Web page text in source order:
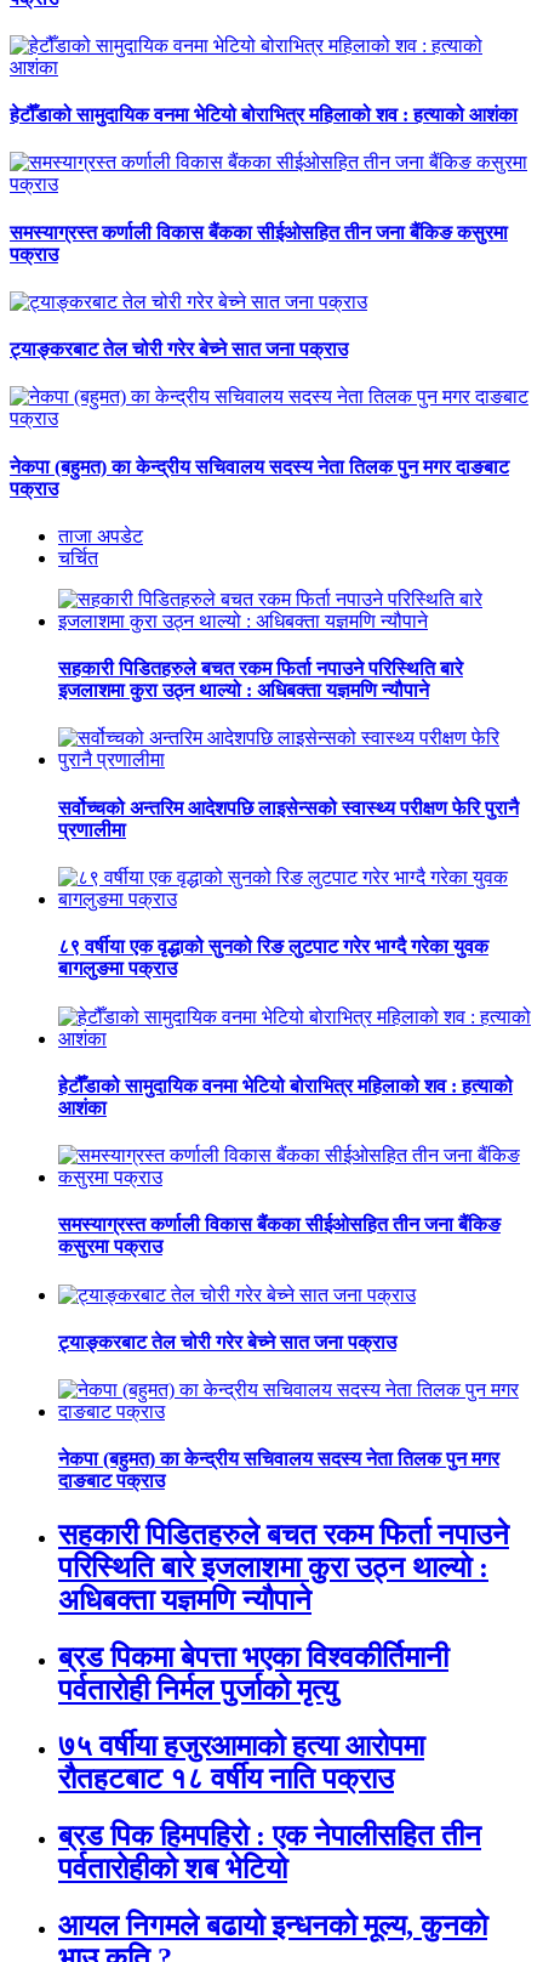
हेटौँडाको सामुदायिक वनमा भेटियो बोराभित्र महिलाको शव : हत्याको आशंका
समस्याग्रस्त कर्णाली विकास बैंकका सीईओसहित तीन जना बैंकिङ कसुरमा
पक्राउ
ट्याङ्करबाट तेल चोरी गरेर बेच्ने सात जना पक्राउ
नेकपा (बहुमत) का केन्द्रीय सचिवालय सदस्य नेता तिलक पुन मगर दाङबाट
पक्राउ
ताजा अपडेट
चर्चित
सहकारी पिडितहरुले बचत रकम फिर्ता नपाउने परिस्थिति बारे
इजलाशमा कुरा उठ्न थाल्यो : अधिबक्ता यज्ञमणि न्यौपाने
सर्वोच्चको अन्तरिम आदेशपछि लाइसेन्सको स्वास्थ्य परीक्षण फेरि पुरानै
प्रणालीमा
८९ वर्षीया एक वृद्धाको सुनको रिङ लुटपाट गरेर भाग्दै गरेका युवक
बागलुङमा पक्राउ
हेटौँडाको सामुदायिक वनमा भेटियो बोराभित्र महिलाको शव : हत्याको
आशंका
समस्याग्रस्त कर्णाली विकास बैंकका सीईओसहित तीन जना बैंकिङ
कसुरमा पक्राउ
ट्याङ्करबाट तेल चोरी गरेर बेच्ने सात जना पक्राउ
नेकपा (बहुमत) का केन्द्रीय सचिवालय सदस्य नेता तिलक पुन मगर
दाङबाट पक्राउ
सहकारी पिडितहरुले बचत रकम फिर्ता नपाउने
परिस्थिति बारे इजलाशमा कुरा उठ्न थाल्यो :
अधिबक्ता यज्ञमणि न्यौपाने
ब्रड पिकमा बेपत्ता भएका विश्वकीर्तिमानी
पर्वतारोही निर्मल पुर्जाको मृत्यु
७५ वर्षीया हजुरआमाको हत्या आरोपमा
रौतहटबाट १८ वर्षीय नाति पक्राउ
ब्रड पिक हिमपहिरो : एक नेपालीसहित तीन
पर्वतारोहीको शब भेटियो
आयल निगमले बढायो इन्धनको मूल्य, कुनकाे